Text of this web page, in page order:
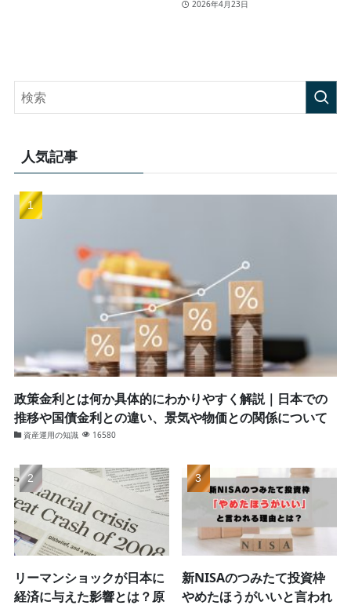
2026年4月23日
人気記事
政策金利とは何か具体的にわかりやすく解説｜日本での
推移や国債金利との違い、景気や物価との関係について
資産運用の知識 16580
リーマンショックが日本に
経済に与えた影響とは？原
新NISAのつみたて投資枠
やめたほうがいいと言われ